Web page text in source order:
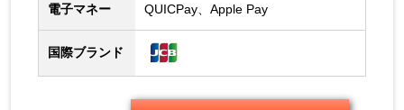
電子マネー QUICPay、Apple Pay
国際ブランド